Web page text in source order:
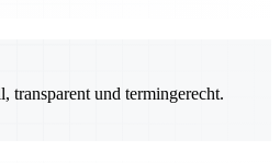
transparent und termingerecht.